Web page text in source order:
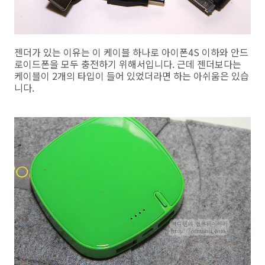
젠더가 있는 이유는 이 케이블 하나로 아이폰4S 이하와 안드
로이드폰을 모두 충전하기 위해서입니다. 근데 젠더보다는
케이블이 2개의 타입이 들어 있었더라면 하는 아쉬움은 있습
니다.